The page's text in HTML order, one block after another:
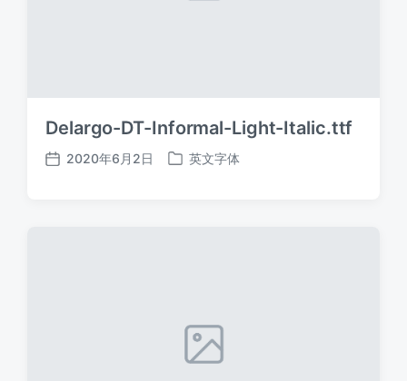
Delargo-DT-Informal-Light-Italic.ttf
发
2020年6月2日
发
英文字体